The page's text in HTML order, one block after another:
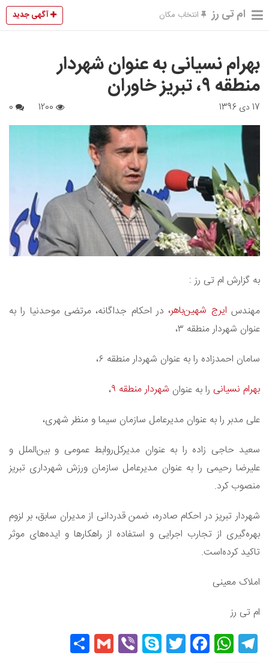
ام تی رز انتخاب مکان آگهی جدید
بهرام نسیانی به عنوان شهردار
منطقه ۹، تبریز خاوران
17 دی 1396
به گزارش ام تی رز :
مهندس ایرج شهین‌باهر، در احکام جداگانه، مرتضی موحدنیا را به
عنوان شهردار منطقه ۳،
سامان احمدزاده را به عنوان شهردار منطقه ۶،
بهرام نسیانی را به عنوان شهردار منطقه ۹ ،
علی مدبر را به عنوان مدیرعامل سازمان سیما و منظر شهری،
سعید حاجی زاده را به عنوان مدیرکل‌روابط عمومی و بین‌الملل و
علیرضا رحیمی را به عنوان مدیرعامل سازمان ورزش شهرداری تبریز
منصوب کرد.
شهردار تبریز در احکام صادره، ضمن قدردانی از مدیران سابق، بر لزوم
بهره‌گیری از تجارب اجرایی و استفاده از راهکارها و ایده‌های موثر
تاکید کرده‌است.
املاک معینی
ام تی رز
Telegram
WhatsApp
Facebook
Twitter
Skype
Viber
Gmail